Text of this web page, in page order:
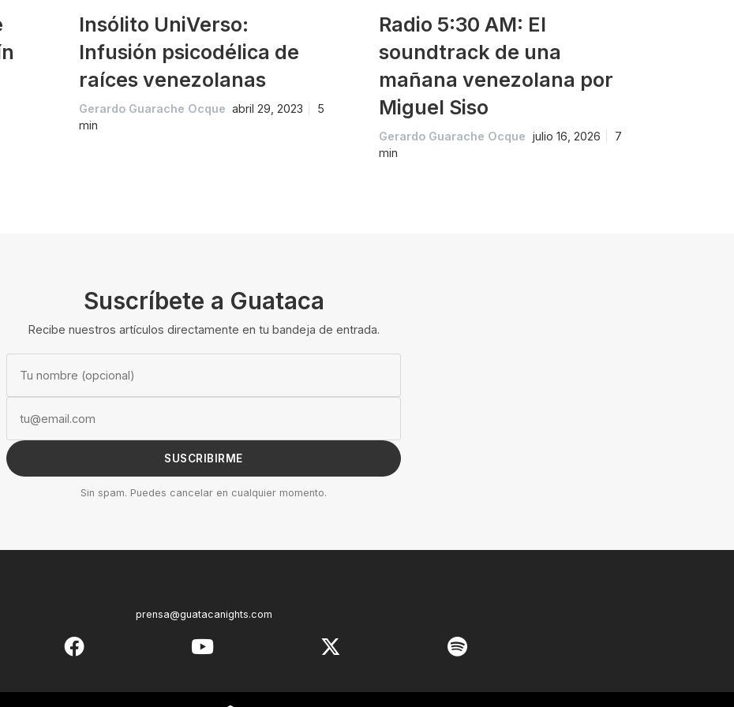
Insólito UniVerso:
Infusión psicodélica de
raíces venezolanas
Gerardo Guarache Ocque abril 29, 2023
5
min
Radio 5:30 AM: El
soundtrack de una
mañana venezolana por
Miguel Siso
Gerardo Guarache Ocque julio 16, 2026
7
min
Suscríbete a Guataca
Recibe nuestros artículos directamente en tu bandeja de entrada.
SUSCRIBIRME
Sin spam. Puedes cancelar en cualquier momento.
prensa@guatacanights.com